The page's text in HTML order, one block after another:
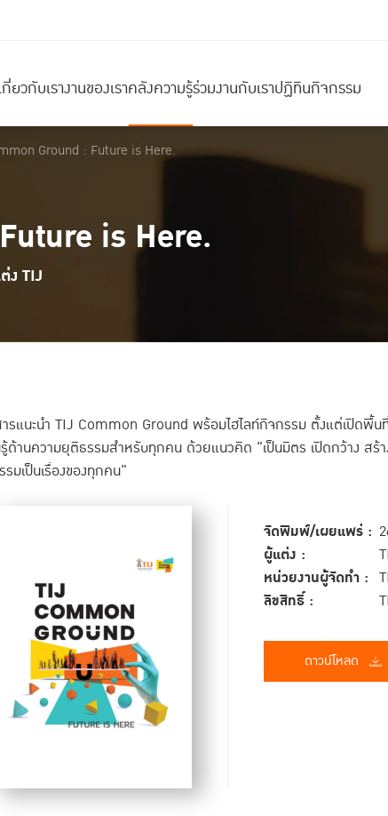
กี่ยวกับเรางานของเราคลังความรู้ร่วมงานกับเราปฏิทินกิจกรรม
Ground : Future is Here.
is Here.
ง TIJ
ารแนะนำ TIJ Common Ground พร้อมไฮไลท์กิจกรรม ตั้งแต่เปิดพื้
รู้ด้านความยุติธรรมสำหรับทุกคน ด้วยแนวคิด "เป็นมิตร เปิดกว้าง สร้
มเป็นเรื่องของทุกคน"
จัดพิมพ์/เผยแพร่ :
ผู้แต่ง :
หน่วยงานผู้จัดทำ :
ลิขสิทธิ์ :
ดาวน์โหลด